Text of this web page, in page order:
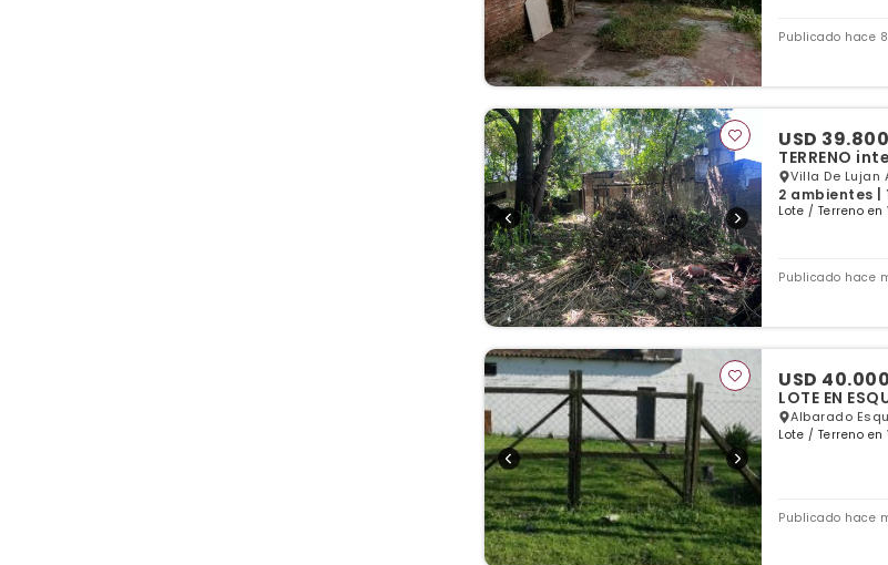
Publicado hace
USD 39.800
TERRENO
Villa De Lujan
2 ambientes |
Lote / Terreno
Publicado hace
USD 40.000
Albarado
Lote / Terreno
Publicado hace